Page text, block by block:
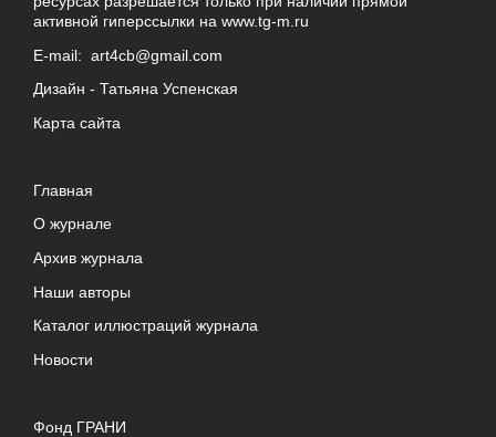
активной гиперссылки на www.tg-m.ru
E-mail: art4cb@gmail.com
Дизайн - Татьяна Успенская
Карта сайта
Главная
О журнале
Архив журнала
Наши авторы
Каталог иллюстраций журнала
Новости
Фонд ГРАНИ